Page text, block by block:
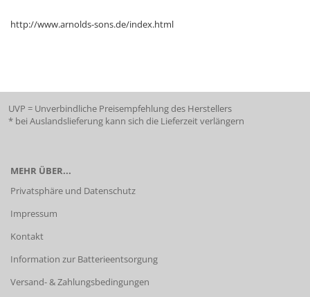
http://www.arnolds-sons.de/index.html
UVP = Unverbindliche Preisempfehlung des Herstellers
* bei Auslandslieferung kann sich die Lieferzeit verlängern
MEHR ÜBER...
Privatsphäre und Datenschutz
Impressum
Kontakt
Information zur Batterieentsorgung
Versand- & Zahlungsbedingungen